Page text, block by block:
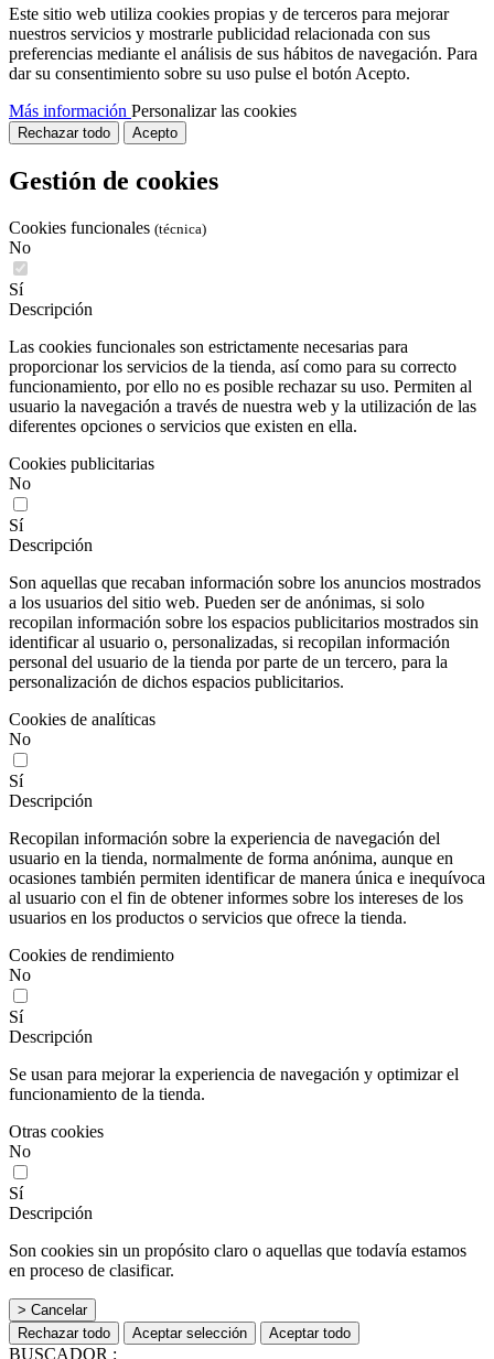
Este sitio web utiliza cookies propias y de terceros para mejorar
nuestros servicios y mostrarle publicidad relacionada con sus
preferencias mediante el análisis de sus hábitos de navegación. Para
dar su consentimiento sobre su uso pulse el botón Acepto.
Más información Personalizar las cookies
Rechazar todo Acepto
Gestión de cookies
Cookies funcionales (técnica)
No
Sí
Descripción
Las cookies funcionales son estrictamente necesarias para
proporcionar los servicios de la tienda, así como para su correcto
funcionamiento, por ello no es posible rechazar su uso. Permiten al
usuario la navegación a través de nuestra web y la utilización de las
diferentes opciones o servicios que existen en ella.
Cookies publicitarias
No
Sí
Descripción
Son aquellas que recaban información sobre los anuncios mostrados
a los usuarios del sitio web. Pueden ser de anónimas, si solo
recopilan información sobre los espacios publicitarios mostrados sin
identificar al usuario o, personalizadas, si recopilan información
personal del usuario de la tienda por parte de un tercero, para la
personalización de dichos espacios publicitarios.
Cookies de analíticas
No
Sí
Descripción
Recopilan información sobre la experiencia de navegación del
usuario en la tienda, normalmente de forma anónima, aunque en
ocasiones también permiten identificar de manera única e inequívoca
al usuario con el fin de obtener informes sobre los intereses de los
usuarios en los productos o servicios que ofrece la tienda.
Cookies de rendimiento
No
Sí
Descripción
Se usan para mejorar la experiencia de navegación y optimizar el
funcionamiento de la tienda.
Otras cookies
No
Sí
Descripción
Son cookies sin un propósito claro o aquellas que todavía estamos
en proceso de clasificar.
> Cancelar
Rechazar todo
Aceptar selección Aceptar todo
BUSCADOR :